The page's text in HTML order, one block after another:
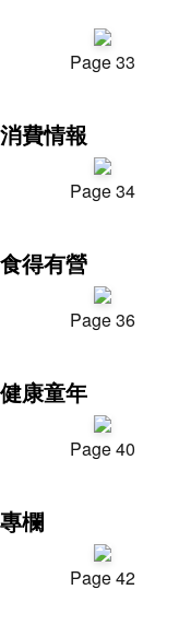
Page 33
消費情報
Page 34
食得有營
Page 36
健康童年
Page 40
專欄
Page 42